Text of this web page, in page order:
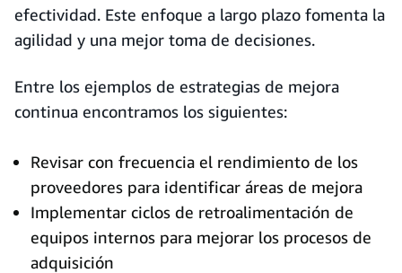
efectividad. Este enfoque a largo plazo fomenta la
agilidad y una mejor toma de decisiones.
Entre los ejemplos de estrategias de mejora
continua encontramos los siguientes:
Revisar con frecuencia el rendimiento de los
proveedores para identificar áreas de mejora
Implementar ciclos de retroalimentación de
equipos internos para mejorar los procesos de
adquisición